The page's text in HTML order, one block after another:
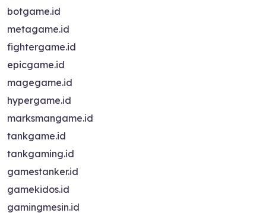
botgame.id
metagame.id
fightergame.id
epicgame.id
magegame.id
hypergame.id
marksmangame.id
tankgame.id
tankgaming.id
gamestanker.id
gamekidos.id
gamingmesin.id